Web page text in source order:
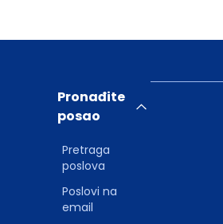
Pronađite
posao
Pretraga
poslova
Poslovi na
email